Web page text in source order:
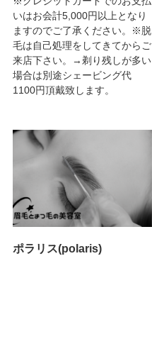
いはお会計5,000円以上となり
ますのでご了承ください。※脱
毛は自己処理をしてきてからご
来店下さい。→剃り残しが多い
場合は別途シェービング代
1100円頂戴致します。
ポラリス(polaris)